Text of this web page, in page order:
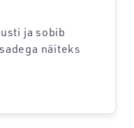
ja sobib
näiteks